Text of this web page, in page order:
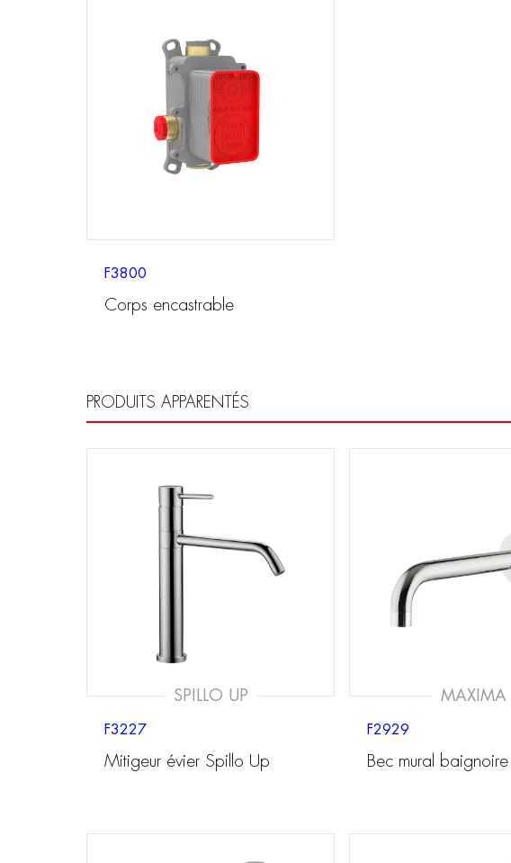
F3800
Corps encastrable
PRODUITS APPARENTÉS
SPILLO UP
F3227
Mitigeur évier Spillo Up
MAXIMA
F2929
Bec mural baignoire